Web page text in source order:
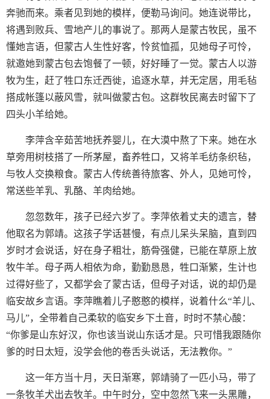
奔驰而来。乘者见到她的模样，便勒马询问。她连说带比，
将遇到败兵、雪地产儿的事说了。那两人是蒙古牧民，虽不
懂她言语，但蒙古人生性好客，怜贫恤孤，见她母子可怜，
就邀她到蒙古包去饱餐了一顿，好好睡了一觉。蒙古人以游
牧为生，赶了牲口东迁西徙，追逐水草，并无定居，用毛毡
搭成帐篷以蔽风雪，就叫做蒙古包。这群牧民离去时留下了
四头小羊给她。
李萍含辛茹苦地抚养婴儿，在大漠中熬了下来。她在水
草旁用树枝搭了一所茅屋，畜养牲口，又将羊毛纺条织毡，
与牧人交换粮食。蒙古人传统善待旅客、外人，见她可怜，
常送些羊乳、乳酪、羊肉给她。
忽忽数年，孩子已经六岁了。李萍依着丈夫的遗言，替
他取名为郭靖。这孩子学话甚慢，有点儿呆头呆脑，直到四
岁时才会说话，好在身子粗壮，筋骨强健，已能在草原上放
牧牛羊。母子两人相依为命，勤勤恳恳，牲口渐繁，生计也
过得好些了，又都学会了蒙古话，但母子对话，说的却仍是
临安故乡言语。李萍瞧着儿子憨憨的模样，说着什么“羊儿、
马儿”，全带着自己柔软的临安乡下土音，时时不禁心酸：
“你爹是山东好汉，你也该当说山东话才是。只可惜我跟随你
爹的时日太短，没学会他的卷舌头说话，无法教你。”
这一年方当十月，天日渐寒，郭靖骑了一匹小马，带了
一条牧羊犬出去牧羊。中午时分，空中忽然飞来一头黑雕，